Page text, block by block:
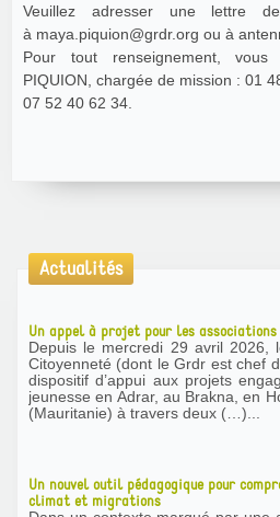
Veuillez adresser une lettre
à maya.piquion@grdr.org ou à
Pour tout renseignement, vous
PIQUION, chargée de mission : 01
07 52 40 62 34.
Actualités
Un appel à projet pour les
Depuis le mercredi 29 avril 2026,
Citoyenneté (dont le Grdr est chef
dispositif d’appui aux projets
jeunesse en Adrar, au Brakna, en
(Mauritanie) à travers deux (…)...
Un nouvel outil pédagogique pour
climat et migrations